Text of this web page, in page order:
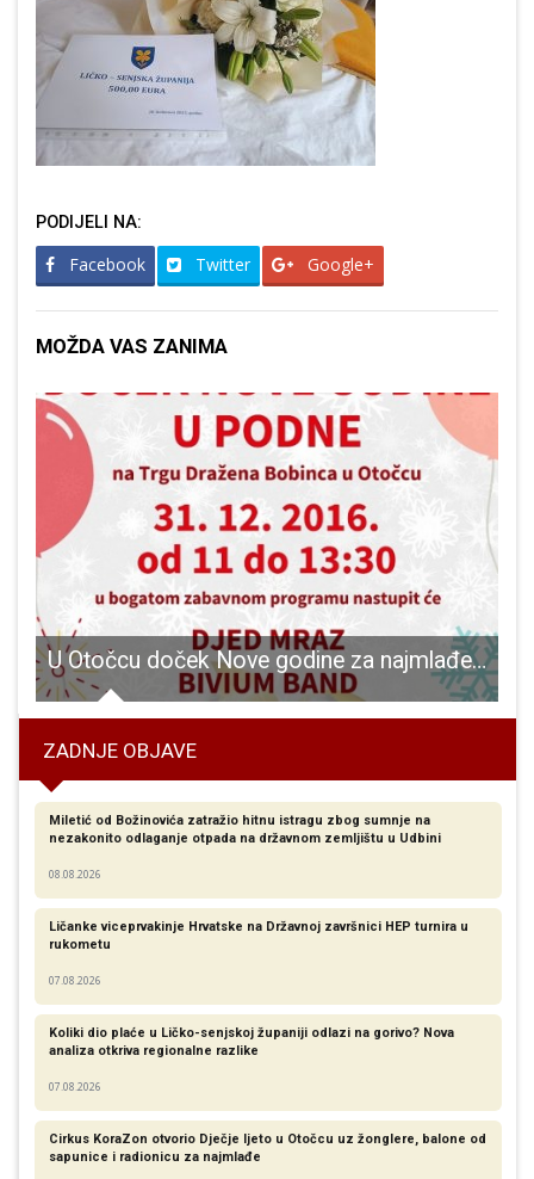
PODIJELI NA:
Facebook Twitter Google+
MOŽDA VAS ZANIMA
U Otočcu doček Nove godine za najmlađe u podne
ZADNJE OBJAVE
Miletić od Božinovića zatražio hitnu istragu zbog sumnje na
nezakonito odlaganje otpada na državnom zemljištu u Udbini
08.08.2026
Ličanke viceprvakinje Hrvatske na Državnoj završnici HEP turnira u
rukometu
07.08.2026
Koliki dio plaće u Ličko-senjskoj županiji odlazi na gorivo? Nova
analiza otkriva regionalne razlike​
07.08.2026
Cirkus KoraZon otvorio Dječje ljeto u Otočcu uz žonglere, balone od
sapunice i radionicu za najmlađe